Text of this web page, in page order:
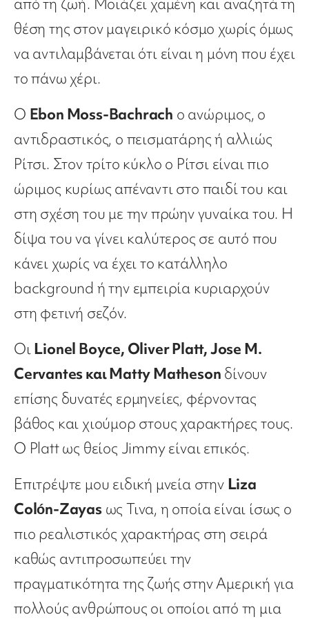
θέση της στον μαγειρικό κόσμο χωρίς όμως
να αντιλαμβάνεται ότι είναι η μόνη που έχει
το πάνω χέρι.
Ο Ebon Moss-Bachrach ο ανώριμος, ο
αντιδραστικός, ο πεισματάρης ή αλλιώς
Ρίτσι. Στον τρίτο κύκλο ο Ρίτσι είναι πιο
ώριμος κυρίως απέναντι στο παιδί του και
στη σχέση του με την πρώην γυναίκα του. Η
δίψα του να γίνει καλύτερος σε αυτό που
κάνει χωρίς να έχει το κατάλληλο
background ή την εμπειρία κυριαρχούν
στη φετινή σεζόν.
ΟιLionel Boyce, Oliver Platt, Jose M.
Cervantes και Matty Matheson δίνουν
επίσης δυνατές ερμηνείες, φέρνοντας
βάθος και χιούμορ στους χαρακτήρες τους.
Ο Platt ως θείος Jimmy είναι επικός.
Επιτρέψτε μου ειδική μνεία στην Liza
Colón-Zayasως Τινα, η οποία είναι ίσως ο
πιο ρεαλιστικός χαρακτήρας στη σειρά
καθώς αντιπροσωπεύει την
πραγματικότητα της ζωής στην Αμερική για
πολλούς ανθρώπους οι οποίοι από τη μια